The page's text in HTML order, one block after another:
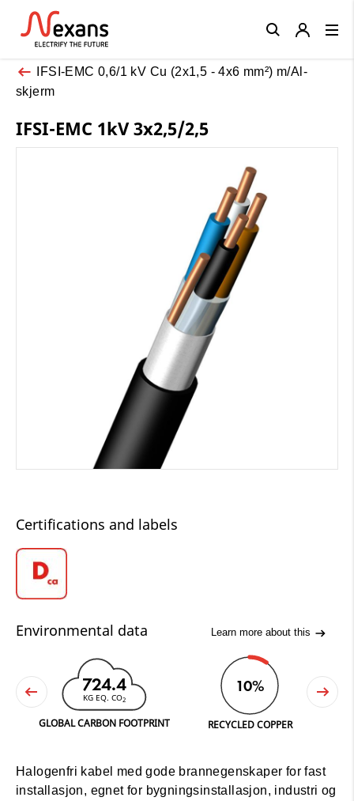
IFSI-EMC 0,6/1 kV Cu (2x1,5 - 4x6 mm²) m/Al-
skjerm
IFSI-EMC 1kV 3x2,5/2,5
Certifications and labels
Environmental data Learn more about this
724.4
KG EQ. CO2
GLOBAL CARBON FOOTPRINT
10%
RECYCLED COPPER
Halogenfri kabel med gode brannegenskaper for fast
installasjon, egnet for bygningsinstallasjon, industri og
Close